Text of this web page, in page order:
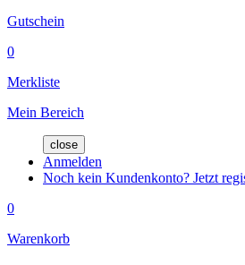
Gutschein
0
Merkliste
Mein Bereich
close
Anmelden
Noch kein Kundenkonto? Jetzt
0
Warenkorb